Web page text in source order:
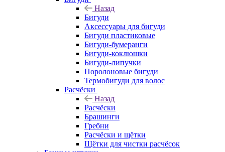
Назад
Бигуди
Аксессуары для бигуди
Бигуди пластиковые
Бигуди-бумеранги
Бигуди-коклюшки
Бигуди-липучки
Поролоновые бигуди
Термобигуди для волос
Расчёски
Назад
Расчёски
Брашинги
Гребни
Расчёски и щётки
Щётки для чистки расчёсок